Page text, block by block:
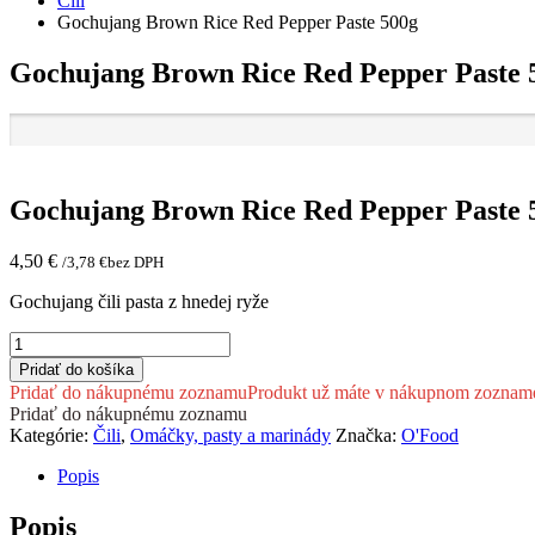
Gochujang Brown Rice Red Pepper Paste 500g
Gochujang Brown Rice Red Pepper Paste
Gochujang Brown Rice Red Pepper Paste
4,50 € /3,78 €bez DPH
Gochujang čili pasta z hnedej ryže
množstvo
Gochujang
Brown
Rice
Red
Pepper
Paste
Pridať do košíka
Pridať do nákupnému zoznamuProdukt už máte v nákupnom
Pridať do nákupnému zoznamu
Kategórie: Čili, Omáčky, pasty a marinády Značka: O'Food
Popis
Popis